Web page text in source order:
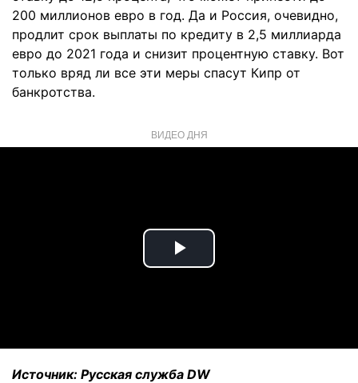
200 миллионов евро в год. Да и Россия, очевидно,
продлит срок выплаты по кредиту в 2,5 миллиарда
евро до 2021 года и снизит процентную ставку. Вот
только вряд ли все эти меры спасут Кипр от
банкротства.
ВИДЕО ДНЯ
Play
Источник: Русская служба DW